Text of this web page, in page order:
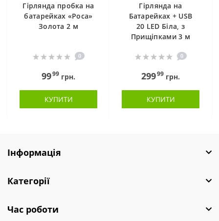
Гірлянда пробка на
батарейках «Роса»
Золота 2 м
0
9999 грн.
КУПИТИ
Гірлянда на
Батарейках + USB
20 LED Біла, з
Прищіпками 3 м
0
29999 грн.
КУПИТИ
Інформація
Категорії
Час роботи